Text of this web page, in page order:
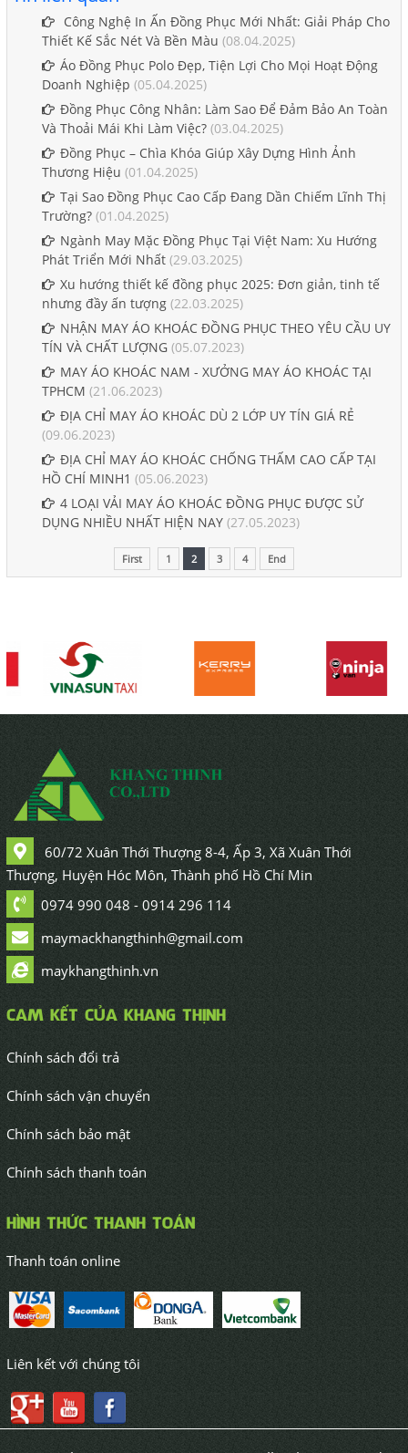
Công Nghệ In Ấn Đồng Phục Mới Nhất: Giải Pháp Cho
Thiết Kế Sắc Nét Và Bền Màu (08.04.2025)
Áo Đồng Phục Polo Đẹp, Tiện Lợi Cho Mọi Hoạt Động
Doanh Nghiệp (05.04.2025)
Đồng Phục Công Nhân: Làm Sao Để Đảm Bảo An Toàn
Và Thoải Mái Khi Làm Việc?(03.04.2025)
Đồng Phục – Chìa Khóa Giúp Xây Dựng Hình Ảnh
Thương Hiệu (01.04.2025)
Tại Sao Đồng Phục Cao Cấp Đang Dần Chiếm Lĩnh Thị
Trường?(01.04.2025)
Ngành May Mặc Đồng Phục Tại Việt Nam: Xu Hướng
Phát Triển Mới Nhất(29.03.2025)
Xu hướng thiết kế đồng phục 2025: Đơn giản, tinh tế
nhưng đầy ấn tượng(22.03.2025)
NHẬN MAY ÁO KHOÁC ĐỒNG PHỤC THEO YÊU CẦU UY
TÍN VÀ CHẤT LƯỢNG(05.07.2023)
MAY ÁO KHOÁC NAM - XƯỞNG MAY ÁO KHOÁC TẠI
TPHCM (21.06.2023)
ĐỊA CHỈ MAY ÁO KHOÁC DÙ 2 LỚP UY TÍN GIÁ RẺ
(09.06.2023)
ĐỊA CHỈ MAY ÁO KHOÁC CHỐNG THẤM CAO CẤP TẠI
HỒ CHÍ MINH1 (05.06.2023)
4 LOẠI VẢI MAY ÁO KHOÁC ĐỒNG PHỤC ĐƯỢC SỬ
DỤNG NHIỀU NHẤT HIỆN NAY(27.05.2023)
First 1 2 3 4 End
60/72 Xuân Thới Thượng 8-4, Ấp 3, Xã Xuân Thới
Thượng, Huyện Hóc Môn, Thành phố Hồ Chí Min
0974 990 048 - 0914 296 114
maymackhangthinh@gmail.com
maykhangthinh.vn
CAM KẾT CỦA KHANG THỊNH
Chính sách đổi trả
Chính sách vận chuyển
Chính sách bảo mật
Chính sách thanh toán
HÌNH THỨC THANH TOÁN
Thanh toán online
Liên kết với chúng tôi